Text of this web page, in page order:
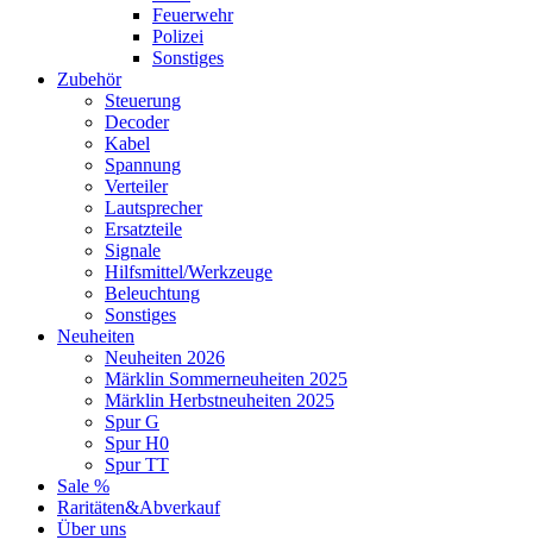
Feuerwehr
Polizei
Sonstiges
Zubehör
Steuerung
Decoder
Kabel
Spannung
Verteiler
Lautsprecher
Ersatzteile
Signale
Hilfsmittel/Werkzeuge
Beleuchtung
Sonstiges
Neuheiten
Neuheiten 2026
Märklin Sommerneuheiten 2025
Märklin Herbstneuheiten 2025
Spur G
Spur H0
Spur TT
Sale %
Raritäten&Abverkauf
Über uns